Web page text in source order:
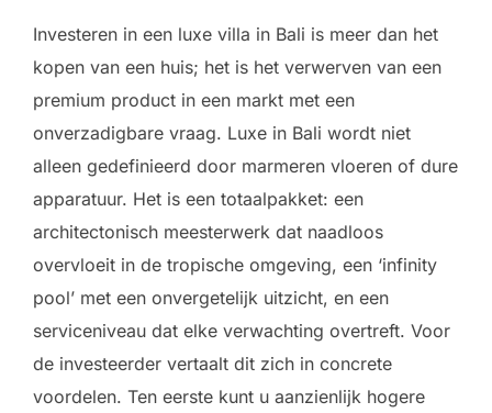
Investeren in een luxe villa in Bali is meer dan het
kopen van een huis; het is het verwerven van een
premium product in een markt met een
onverzadigbare vraag. Luxe in Bali wordt niet
alleen gedefinieerd door marmeren vloeren of dure
apparatuur. Het is een totaalpakket: een
architectonisch meesterwerk dat naadloos
overvloeit in de tropische omgeving, een ‘infinity
pool’ met een onvergetelijk uitzicht, en een
serviceniveau dat elke verwachting overtreft. Voor
de investeerder vertaalt dit zich in concrete
voordelen. Ten eerste kunt u aanzienlijk hogere